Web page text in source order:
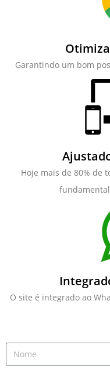
Garantindo um bom
Hoje mais de 80% de
O site é integrado ao